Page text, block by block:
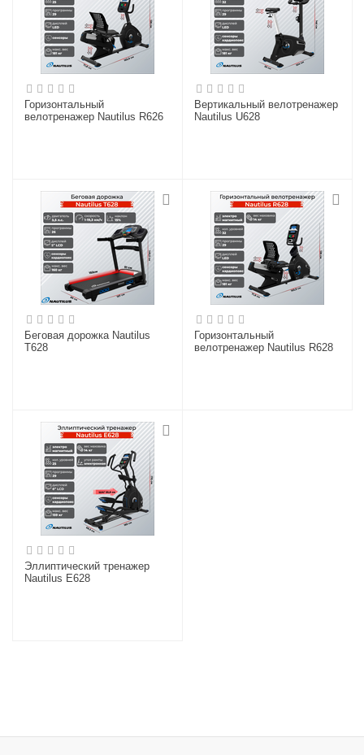
Горизонтальный
велотренажер Nautilus R626
Вертикальный велотренажер
Nautilus U628
Беговая дорожка Nautilus
T628
Горизонтальный
велотренажер Nautilus R628
Эллиптический тренажер
Nautilus E628